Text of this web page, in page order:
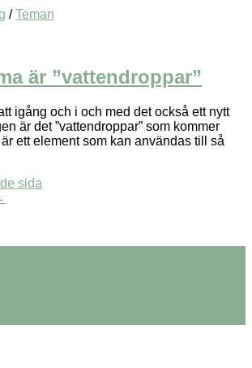
/Teman
är ”vattendroppar”
igång och i och med det också ett nytt
är det ”vattendroppar” som kommer
ett element som kan användas till så
sida